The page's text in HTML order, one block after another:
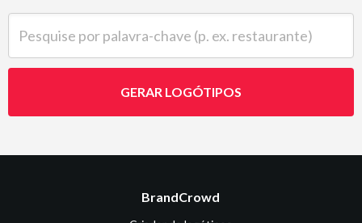
GERAR LOGÓTIPOS
BrandCrowd